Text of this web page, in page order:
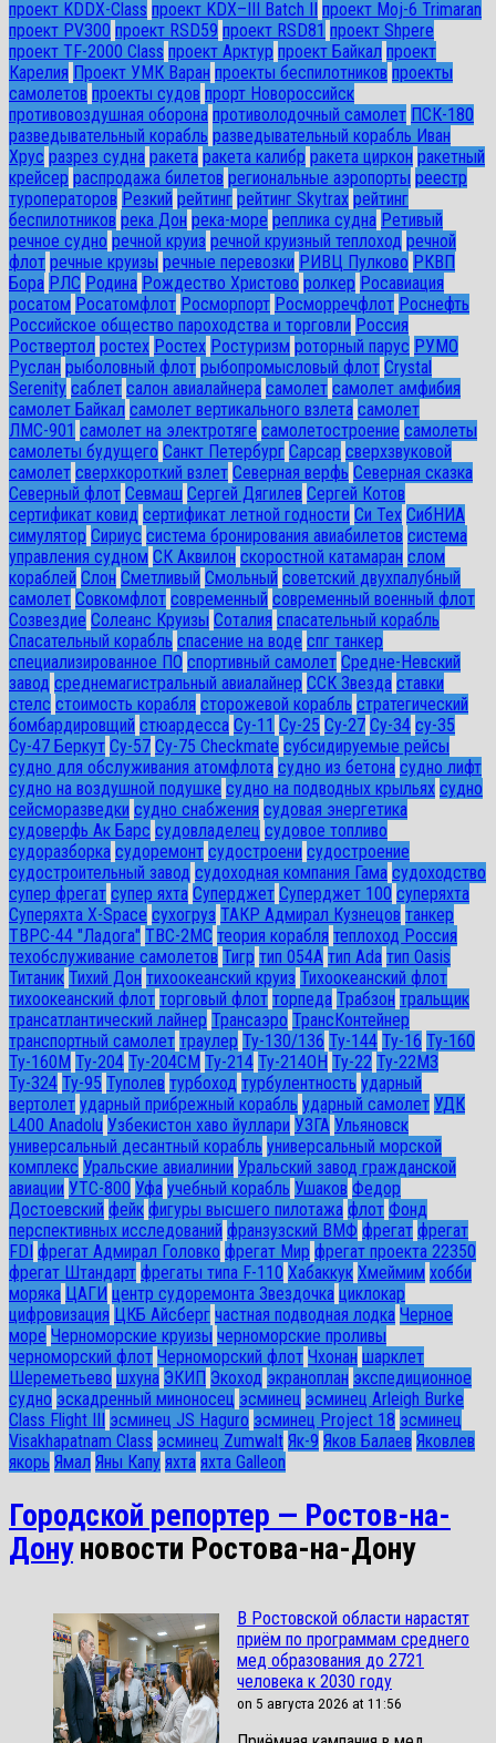
проект KDDX-Class проект KDX–III Batch II
проект Moj-6 Trimaran
проект PV300 проект RSD59 проект RSD81 проект Shpere
проект TF-2000 Class проект Арктур проект Байкал проект
Карелия Проект УМК Варан проекты беспилотников проекты
самолетов проекты судов прорт Новороссийск
противовоздушная оборона противолодочный самолет ПСК-180
разведывательный корабль разведывательный корабль Иван
Хрус разрез судна ракета ракета калибр ракета циркон ракетный
крейсер распродажа билетов региональные аэропорты реестр
туроператоров Резкий рейтинг рейтинг Skytrax рейтинг
беспилотников река Дон река-море реплика судна Ретивый
речное судно речной круиз речной круизный теплоход речной
флот речные круизы речные перевозки РИВЦ Пулково РКВП
Бора РЛС Родина Рождество Христово ролкер Росавиация
росатом Росатомфлот Росморпорт Росморречфлот Роснефть
Российское общество пароходства и торговли Россия
Роствертол ростех Ростех Ростуризм роторный парус РУМО
Руслан рыболовный флот рыбопромысловый флот Сrystal
Serenity саблет салон авиалайнера самолет самолет амфибия
самолет Байкал самолет вертикального взлета самолет
ЛМС-901 самолет на электротяге самолетостроение самолеты
самолеты будущего Санкт Петербург Сарсар сверхзвуковой
самолет сверхкороткий взлет Северная верфь Северная сказка
Северный флот Севмаш Сергей Дягилев Сергей Котов
сертификат ковид сертификат летной годности Си Тех СибНИА
симулятор Сириус система бронирования авиабилетов система
управления судном СК Аквилон скоростной катамаран слом
кораблей Слон Сметливый Смольный советский двухпалубный
самолет Совкомфлот современный современный военный флот
Созвездие Солеанс Круизы Соталия спасательный корабль
Спасательный корабль спасение на воде спг танкер
специализированное ПО спортивный самолет Средне-Невский
завод среднемагистральный авиалайнер ССК Звезда ставки
стелс стоимость корабля сторожевой корабль стратегический
бомбардировщий стюардесса Су-11 Су-25 Су-27 Су-34 су-35
Су-47 Беркут Су-57 Су-75 Checkmate субсидируемые рейсы
судно для обслуживания атомфлота судно из бетона судно лифт
судно на воздушной подушке судно на подводных крыльях судно
сейсморазведки судно снабжения судовая энергетика
судоверфь Ак Барс судовладелец судовое топливо
судоразборка судоремонт судостроени судостроение
судостроительный завод судоходная компания Гама судоходство
супер фрегат супер яхта Суперджет Суперджет 100 суперяхта
Суперяхта X-Space сухогруз ТАКР Адмирал Кузнецов танкер
ТВРС-44 "Ладога" ТВС-2МС теория корабля теплоход Россия
техобслуживание самолетов Тигр тип 054А тип Ada тип Oasis
Титаник Тихий Дон тихоокеанский круиз Тихоокеанский флот
тихоокеанский флот торговый флот торпеда Трабзон тральщик
трансатлантический лайнер Трансаэро ТрансКонтейнер
транспортный самолет траулер Ту-130/136 Ту-144 Ту-16 Ту-160
Ту-160М Ту-204 Ту-204СМ Ту-214 Ту-214ОН Ту-22 Ту-22М3
Ту-324 Ту-95 Туполев турбоход турбулентность ударный
вертолет ударный прибрежный корабль ударный самолет УДК
L400 Anadolu Узбекистон хаво йуллари УЗГА Ульяновск
универсальный десантный корабль универсальный морской
комплекс Уральские авиалинии Уральский завод гражданской
авиации УТС-800 Уфа учебный корабль Ушаков Федор
Достоевский фейк фигуры высшего пилотажа флот Фонд
перспективных исследований франзузский ВМФ фрегат фрегат
FDI фрегат Адмирал Головко фрегат Мир фрегат проекта 22350
фрегат Штандарт фрегаты типа F-110 Хабаккук Хмеймим хобби
моряка ЦАГИ центр судоремонта Звездочка циклокар
цифровизация ЦКБ Айсберг частная подводная лодка Черное
море Черноморские круизы черноморские проливы
черноморский флот Черноморский флот Чхонан шарклет
Шереметьево шхуна ЭКИП Экоход экраноплан экспедиционное
судно эскадренный миноносец эсминец эсминец Arleigh Burke
Class Flight III
эсминец JS Haguro эсминец Project 18 эсминец
Visakhapatnam Class эсминец Zumwalt Як-9 Яков Балаев Яковлев
якорь Ямал Яны Капу яхта яхта Galleon
Городской репортер — Ростов-на-
Дону новости Ростова-на-Дону
В Ростовской области нарастят
приём по программам среднего
мед образования до 2721
человека к 2030 году
on 5 августа 2026 at 11:56